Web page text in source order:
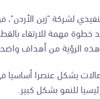
لشركة "زين
خطوة مهمة للارتقاء
هذه الرؤية من أهداف
يشكل عنصرا
للنمو بشكل كبير.